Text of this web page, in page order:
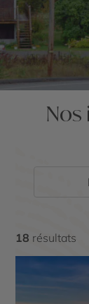
Nos
18 résultats